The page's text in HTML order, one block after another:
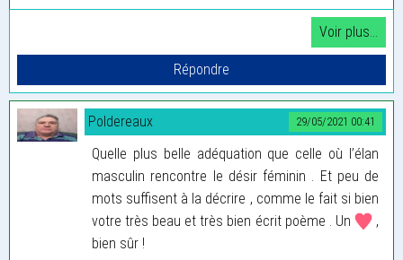
29/05/2021 00:41
Poldereaux
Quelle plus belle adéquation que celle où l’élan
masculin rencontre le désir féminin . Et peu de
mots suffisent à la décrire , comme le fait si bien
votre très beau et très bien écrit poème . Un
,
bien sûr !